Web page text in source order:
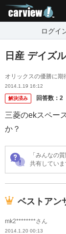
ログイ
日産 デイズ
オリックスの優勝に期
2014.1.19 16:12
解決済み 回答数： 2
三菱のekスペー
か？
「みんなの
共有していま
ベストアン
mk2********さん
2014.1.20 00:13